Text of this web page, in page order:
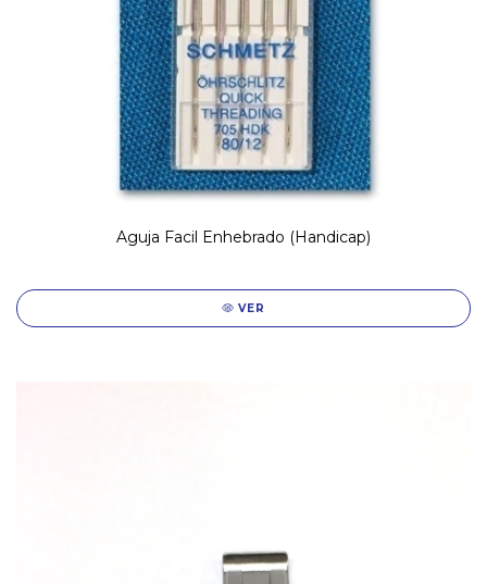
Aguja Facil Enhebrado (Handicap)
VER